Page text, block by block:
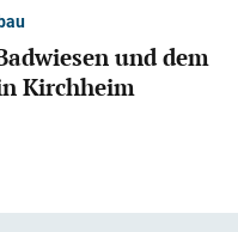
und dem
Kirchheim